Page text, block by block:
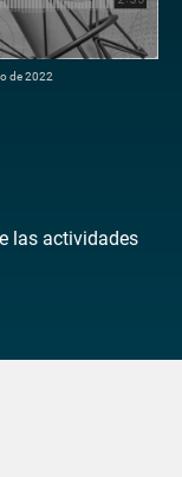
de 2022
las actividades